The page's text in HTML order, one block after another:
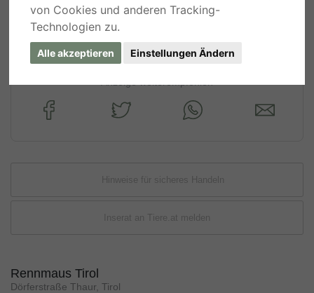
von Cookies und anderen Tracking-
Technologien zu.
Alle akzeptieren Einstellungen Ändern
ANFRAGE AN DEN ANBIETER
Hinweise für sicheres Handeln
Inserat an Tiere.at melden
Rennmaus Tirol
Dörferstraße Thaur, Tirol